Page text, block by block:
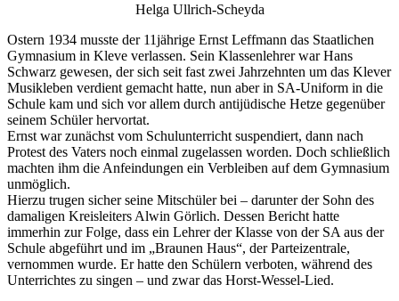
Helga Ullrich-Scheyda
Ostern 1934 musste der 11jährige Ernst Leffmann das Staatlichen
Gymnasium in Kleve verlassen. Sein Klassenlehrer war Hans
Schwarz gewesen, der sich seit fast zwei Jahrzehnten um das Klever
Musikleben verdient gemacht hatte, nun aber in SA-Uniform in die
Schule kam und sich vor allem durch antijüdische Hetze gegenüber
seinem Schüler hervortat.
Ernst war zunächst vom Schulunterricht suspendiert, dann nach
Protest des Vaters noch einmal zugelassen worden. Doch schließlich
machten ihm die Anfeindungen ein Verbleiben auf dem Gymnasium
unmöglich.
Hierzu trugen sicher seine Mitschüler bei – darunter der Sohn des
damaligen Kreisleiters Alwin Görlich. Dessen Bericht hatte
immerhin zur Folge, dass ein Lehrer der Klasse von der SA aus der
Schule abgeführt und im „Braunen Haus“, der Parteizentrale,
vernommen wurde. Er hatte den Schülern verboten, während des
Unterrichtes zu singen – und zwar das Horst-Wessel-Lied.